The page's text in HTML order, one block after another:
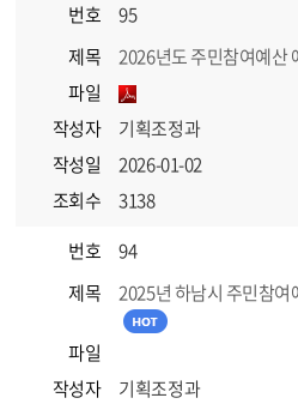
번호
95
제목
2026년도 주민참여예산
파일
작성자
기획조정과
작성일
2026-01-02
조회수
3138
번호
94
제목
2025년 하남시 주민참여
파일
작성자
기획조정과